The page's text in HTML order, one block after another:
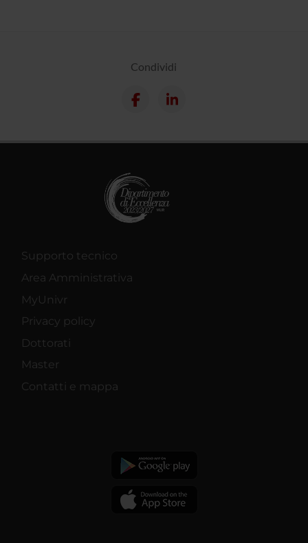
Condividi
Supporto tecnico
Area Amministrativa
MyUnivr
Privacy policy
Dottorati
Master
Contatti e mappa